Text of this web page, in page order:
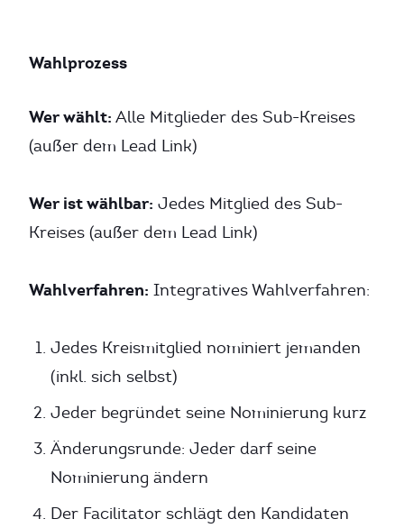
Wahlprozess
Wer wählt: Alle Mitglieder des Sub-Kreises
(außer dem Lead Link)
Wer ist wählbar: Jedes Mitglied des Sub-
Kreises (außer dem Lead Link)
Wahlverfahren: Integratives Wahlverfahren:
Jedes Kreismitglied nominiert jemanden
(inkl. sich selbst)
Jeder begründet seine Nominierung kurz
Änderungsrunde: Jeder darf seine
Nominierung ändern
Der Facilitator schlägt den Kandidaten